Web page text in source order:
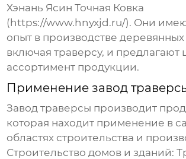
Хэнань Ясин Точная Ковка
(https://www.hnyxjd.ru/). Они
опыт в производстве
включая траверсу, и
ассортимент продукции.
Применениезавод
Завод траверсы производит
которая находит применение в
областях строительства и
Строительство домов и зданий: